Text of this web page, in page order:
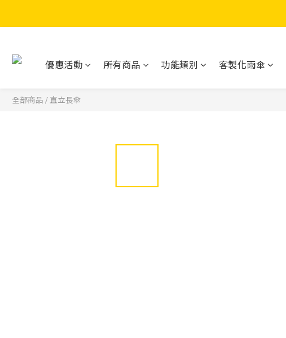
優惠活動 所有商品 功能類別 客製化雨傘
全部商品 /直立長傘